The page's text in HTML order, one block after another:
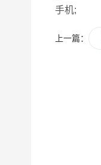
手机;
上一篇：